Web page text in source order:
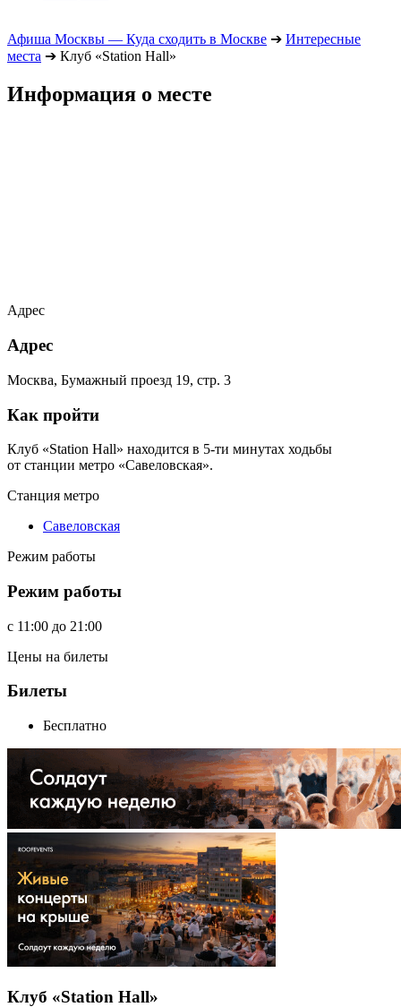
Афиша Москвы — Куда сходить в Москве ➔ Интересные
места ➔ Клуб «Station Hall»
Информация о месте
Адрес
Адрес
Москва, Бумажный проезд 19, стр. 3
Как пройти
Клуб «Station Hall» находится в 5-ти минутах ходьбы
от станции метро «Савеловская».
Станция метро
Савеловская
Режим работы
Режим работы
c 11:00 до 21:00
Цены на билеты
Билеты
Бесплатно
Клуб «Station Hall»